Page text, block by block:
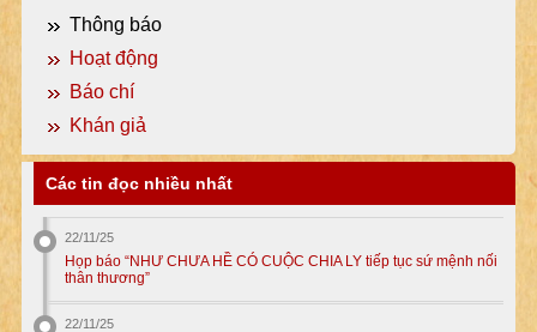
Thông báo
Hoạt động
Báo chí
Khán giả
Các tin đọc nhiều nhất
22/11/25
Họp báo “NHƯ CHƯA HỀ CÓ CUỘC CHIA LY tiếp tục sứ mệnh nối
thân thương”
22/11/25